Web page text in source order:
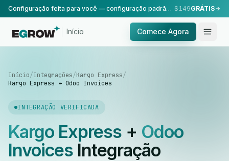
Configuração feita para você — configuração padrão, realizada pela nossa equipe. $149GRÁTIS
Início Comece Agora
Início/Integrações/Kargo Express/
Kargo Express + Odoo Invoices
INTEGRAÇÃO VERIFICADA
Kargo Express+ Odoo
InvoicesIntegração